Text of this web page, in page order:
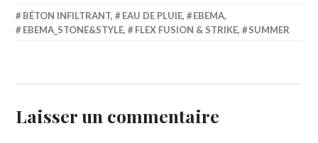
BÉTON INFILTRANT, EAU DE PLUIE, EBEMA,
EBEMA_STONE&STYLE, FLEX FUSION & STRIKE, SUMMER
Laisser un commentaire